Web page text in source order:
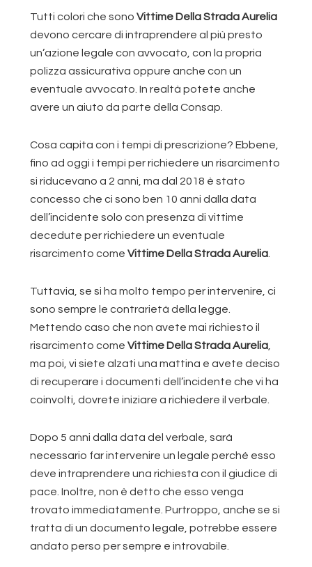
Tutti colori che sonoVittime Della Strada Aurelia
devono cercare di intraprendere al più presto
un’azione legale con avvocato, con la propria
polizza assicurativa oppure anche con un
eventuale avvocato. In realtà potete anche
avere un aiuto da parte della Consap.
Cosa capita con i tempi di prescrizione? Ebbene,
fino ad oggi i tempi per richiedere un risarcimento
si riducevano a 2 anni, ma dal 2018 è stato
concesso che ci sono ben 10 anni dalla data
dell’incidente solo con presenza di vittime
decedute per richiedere un eventuale
risarcimento comeVittime Della Strada Aurelia
Tuttavia, se si ha molto tempo per intervenire, ci
sono sempre le contrarietà della legge.
Mettendo caso che non avete mai richiesto il
risarcimento comeVittime Della Strada Aurelia
ma poi, vi siete alzati una mattina e avete deciso
di recuperare i documenti dell’incidente che vi ha
coinvolti, dovrete iniziare a richiedere il verbale.
Dopo 5 anni dalla data del verbale, sarà
necessario far intervenire un legale perché esso
deve intraprendere una richiesta con il giudice di
pace. Inoltre, non è detto che esso venga
trovato immediatamente. Purtroppo, anche se si
tratta di un documento legale, potrebbe essere
andato perso per sempre e introvabile.